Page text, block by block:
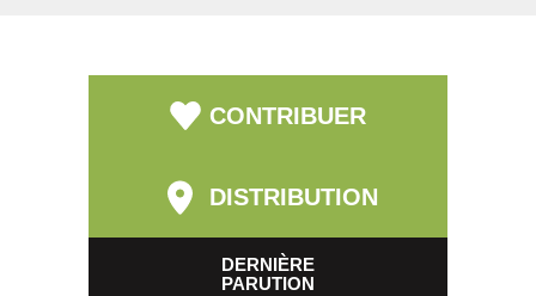
CONTRIBUER
DISTRIBUTION
DERNIÈRE
PARUTION